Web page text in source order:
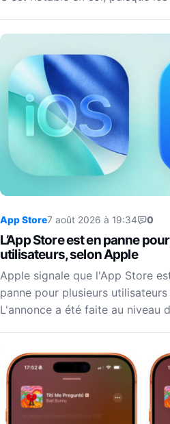
App Store7 août 2026 à 19:34 0
L’App Store est en panne
utilisateurs, selon Apple
Apple signale que l'App Store
panne pour plusieurs
L'annonce a été faite au niveau